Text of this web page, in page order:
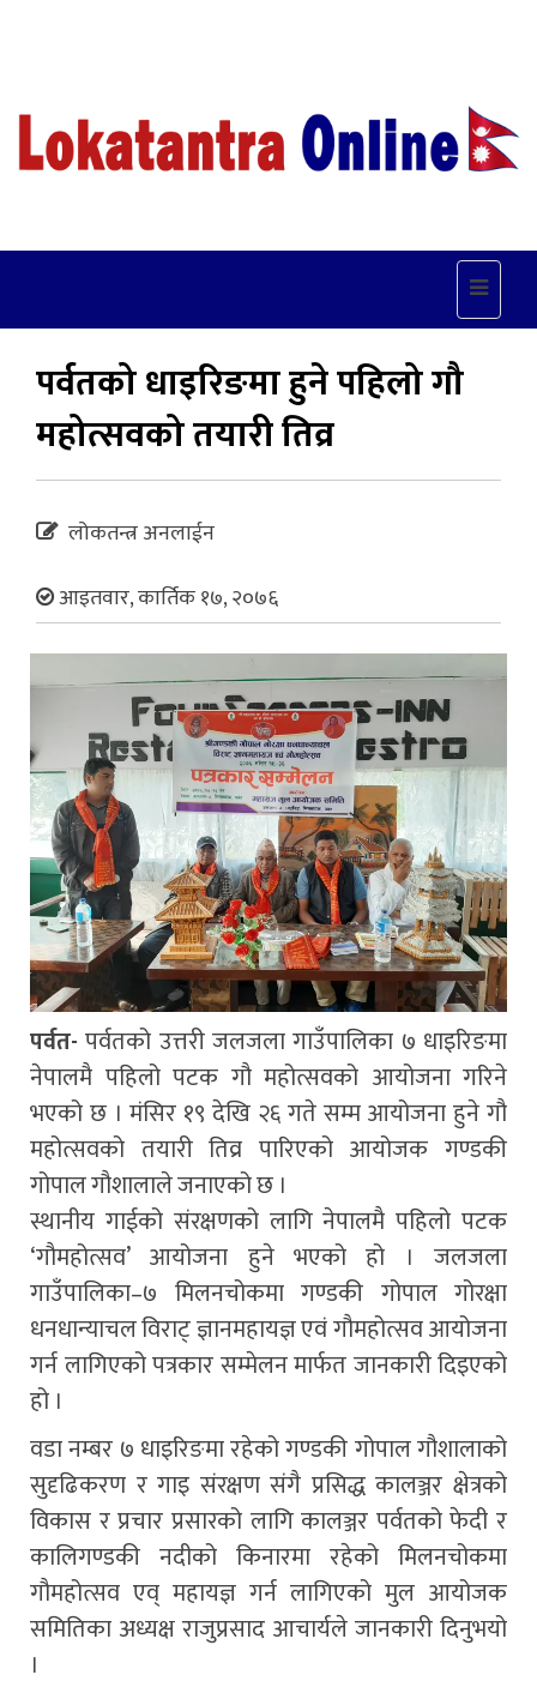
Toggle
पर्वतको धाइरिङमा हुने पहिलो गौ
महोत्सवको तयारी तिव्र
लोकतन्त्र अनलाईन
आइतवार, कार्तिक १७, २०७६
पर्वत- पर्वतको उत्तरी जलजला गाउँपालिका ७ धाइरिङमा
नेपालमै पहिलो पटक गौ महोत्सवको आयोजना गरिने
भएको छ । मंसिर १९ देखि २६ गते सम्म आयोजना हुने गौ
महोत्सवको तयारी तिव्र पारिएको आयोजक गण्डकी
गोपाल गौशालाले जनाएको छ ।
स्थानीय गाईको संरक्षणको लागि नेपालमै पहिलो पटक
‘गौमहोत्सव’ आयोजना हुने भएको हो । जलजला
गाउँपालिका–७ मिलनचोकमा गण्डकी गोपाल गोरक्षा
धनधान्याचल विराट् ज्ञानमहायज्ञ एवं गौमहोत्सव आयोजना
गर्न लागिएको पत्रकार सम्मेलन मार्फत जानकारी दिइएको
हो ।
वडा नम्बर ७ धाइरिङमा रहेको गण्डकी गोपाल गौशालाको
सुदृढिकरण र गाइ संरक्षण संगै प्रसिद्ध कालञ्जर क्षेत्रको
विकास र प्रचार प्रसारको लागि कालञ्जर पर्वतको फेदी र
कालिगण्डकी नदीको किनारमा रहेको मिलनचोकमा
गौमहोत्सव एव् महायज्ञ गर्न लागिएको मुल आयोजक
समितिका अध्यक्ष राजुप्रसाद आचार्यले जानकारी दिनुभयो
।